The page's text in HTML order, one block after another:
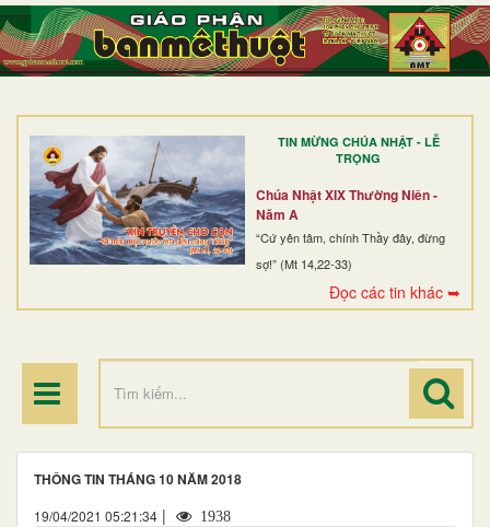
TIN MỪNG CHÚA NHẬT - LỄ
TRỌNG
Chúa Nhật XIX Thường Niên -
Năm A
“Cứ yên tâm, chính Thầy đây, đừng
sợ!” (Mt 14,22-33)
Đọc các tin khác ➥
TRANG NHẤT
GIỚI THIỆU
DÒNG TU
BAN MỤC VỤ
ĐOÀN THỂ CG
THÔNG TIN THÁNG 10 NĂM 2018
19/04/2021 05:21:34 | 1938